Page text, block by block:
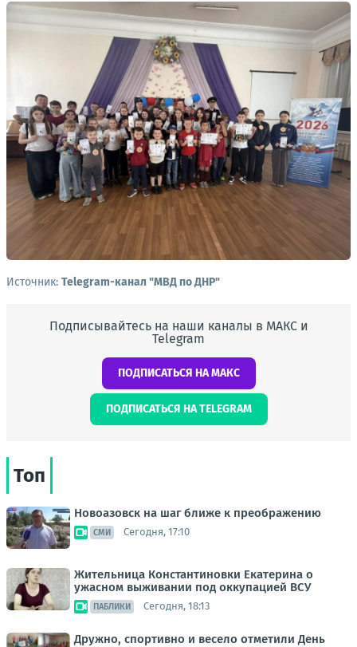
Источник: Telegram-канал "МВД по ДНР"
Подписывайтесь на наши каналы в МАКС и
Telegram
ПОДПИСАТЬСЯ НА МАКС
ПОДПИСАТЬСЯ НА TELEGRAM
Топ
Новоазовск на шаг ближе к преображению
СМИ Сегодня, 17:10
Жительница Константиновки Екатерина о
ужасном выживании под оккупацией ВСУ
ПАБЛИКИ Сегодня, 18:13
Дружно, спортивно и весело отметили День